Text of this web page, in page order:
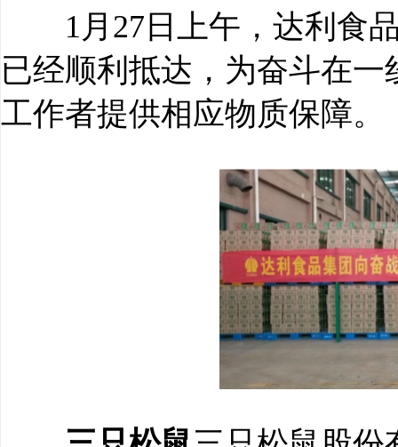
1月27日上午，达利食品
已经顺利抵达，为奋斗在
工作者提供相应物质保障。